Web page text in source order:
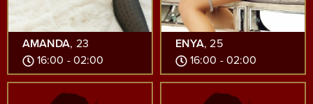
AMANDA, 23
16:00 - 02:00
ENYA, 25
16:00 - 02:00